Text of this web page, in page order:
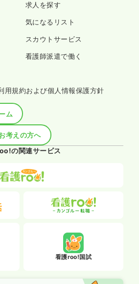
求人を探す
気になるリスト
スカウトサービス
看護師派遣で働く
用規約および個人情報保護方針
ム
考えの方へ
の関連サービス
看護roo!国試